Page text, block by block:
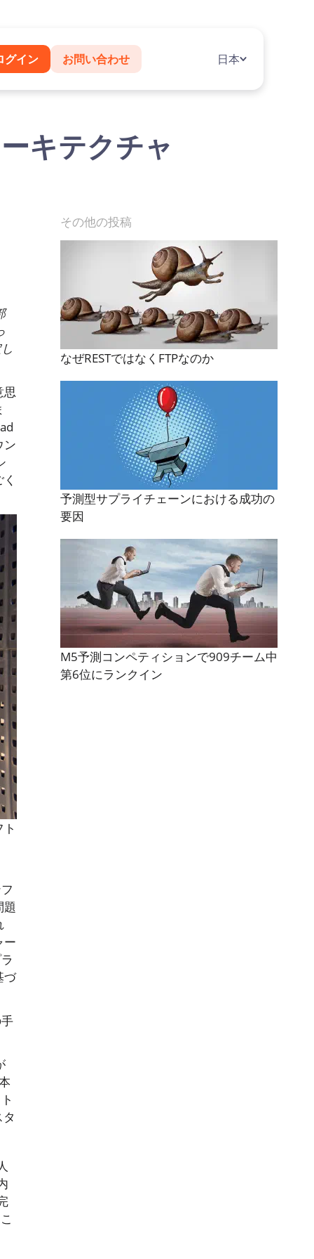
グイン お問い合わせ 日本
キテクチャ
思
ン
題
ー
づ
その他の投稿
なぜRESTではなくFTPなのか
予測型サプライチェーンにおける成功の
要因
M5予測コンペティションで909チーム中
第6位にランクイン